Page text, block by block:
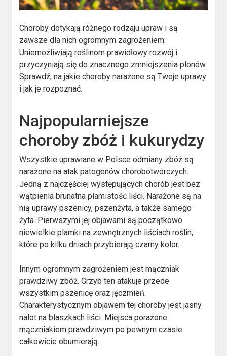
Choroby dotykają różnego rodzaju upraw i są
zawsze dla nich ogromnym zagrożeniem.
Uniemożliwiają roślinom prawidłowy rozwój i
przyczyniają się do znacznego zmniejszenia plonów.
Sprawdź, na jakie choroby narażone są Twoje uprawy
i jak je rozpoznać.
Najpopularniejsze
choroby zbóż i kukurydzy
Wszystkie uprawiane w Polsce odmiany zbóż są
narażone na atak patogenów chorobotwórczych.
Jedną z najczęściej występujących chorób jest bez
wątpienia brunatna plamistość liści. Narażone są na
nią uprawy pszenicy, pszenżyta, a także samego
żyta. Pierwszymi jej objawami są początkowo
niewielkie plamki na zewnętrznych liściach roślin,
które po kilku dniach przybierają czarny kolor.
Innym ogromnym zagrożeniem jest mączniak
prawdziwy zbóż. Grzyb ten atakuje przede
wszystkim pszenicę oraz jęczmień.
Charakterystycznym objawem tej choroby jest jasny
nalot na blaszkach liści. Miejsca porażone
mączniakiem prawdziwym po pewnym czasie
całkowicie obumierają.